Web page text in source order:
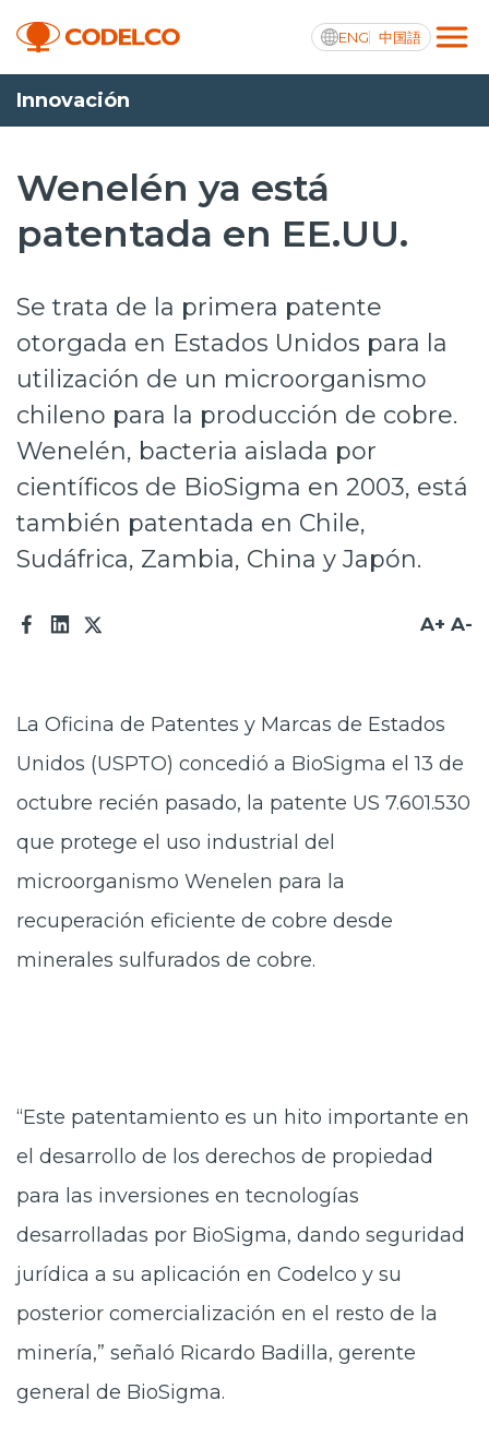
ENG 中国語
Transparencia activa
Nosotros
Proyectos
Sustentabilidad
Innovación
Prensa
Trabaja en Codelco
Innovación
Wenelén ya está
patentada en EE.UU.
Se trata de la primera patente
otorgada en Estados Unidos para la
utilización de un microorganismo
chileno para la producción de cobre.
Wenelén, bacteria aislada por
científicos de BioSigma en 2003, está
también patentada en Chile,
Sudáfrica, Zambia, China y Japón.
A+ A-
La Oficina de Patentes y Marcas de Estados
Unidos (USPTO) concedió a BioSigma el 13 de
octubre recién pasado, la patente US 7.601.530
que protege el uso industrial del
microorganismo Wenelen para la
recuperación eficiente de cobre desde
minerales sulfurados de cobre.
“Este patentamiento es un hito importante en
el desarrollo de los derechos de propiedad
para las inversiones en tecnologías
desarrolladas por BioSigma, dando seguridad
jurídica a su aplicación en Codelco y su
posterior comercialización en el resto de la
minería,” señaló Ricardo Badilla, gerente
general de BioSigma.